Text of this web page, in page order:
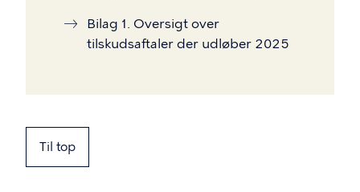
Bilag 1. Oversigt over
tilskudsaftaler der udløber 2025
Til top